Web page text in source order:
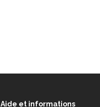
Aide et informations